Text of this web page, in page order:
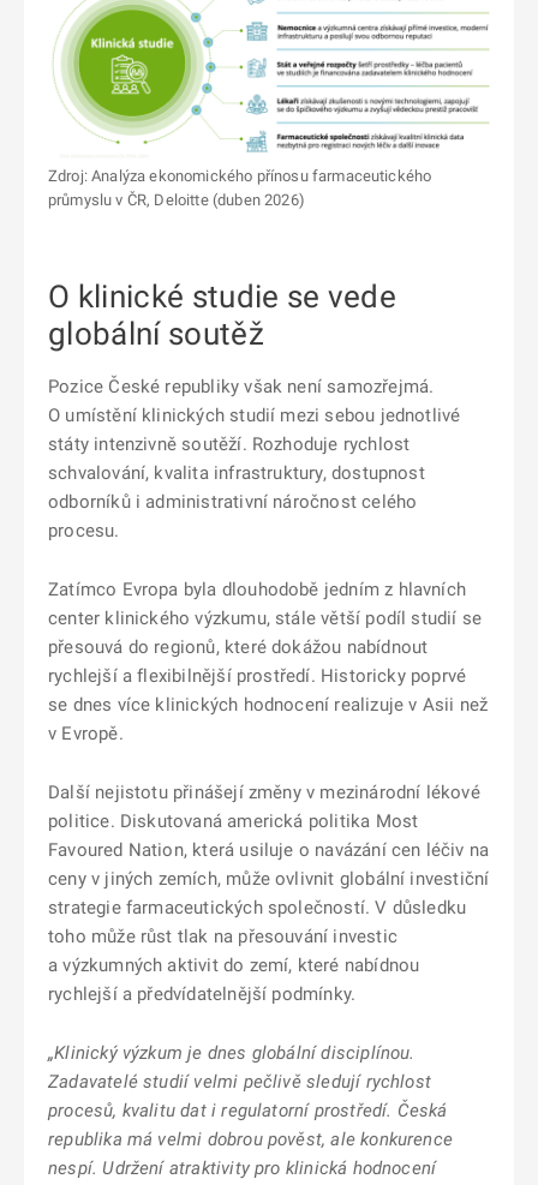
Zdroj: Analýza ekonomického přínosu farmaceutického
průmyslu v ČR, Deloitte (duben 2026)
O klinické studie se vede
globální soutěž
Pozice České republiky však není samozřejmá.
O umístění klinických studií mezi sebou jednotlivé
státy intenzivně soutěží. Rozhoduje rychlost
schvalování, kvalita infrastruktury, dostupnost
odborníků i administrativní náročnost celého
procesu.
Zatímco Evropa byla dlouhodobě jedním z hlavních
center klinického výzkumu, stále větší podíl studií se
přesouvá do regionů, které dokážou nabídnout
rychlejší a flexibilnější prostředí. Historicky poprvé
se dnes více klinických hodnocení realizuje v Asii než
v Evropě.
Další nejistotu přinášejí změny v mezinárodní lékové
politice. Diskutovaná americká politika Most
Favoured Nation, která usiluje o navázání cen léčiv na
ceny v jiných zemích, může ovlivnit globální investiční
strategie farmaceutických společností. V důsledku
toho může růst tlak na přesouvání investic
a výzkumných aktivit do zemí, které nabídnou
rychlejší a předvídatelnější podmínky.
„Klinický výzkum je dnes globální disciplínou.
Zadavatelé studií velmi pečlivě sledují rychlost
procesů, kvalitu dat i regulatorní prostředí. Česká
republika má velmi dobrou pověst, ale konkurence
nespí. Udržení atraktivity pro klinická hodnocení